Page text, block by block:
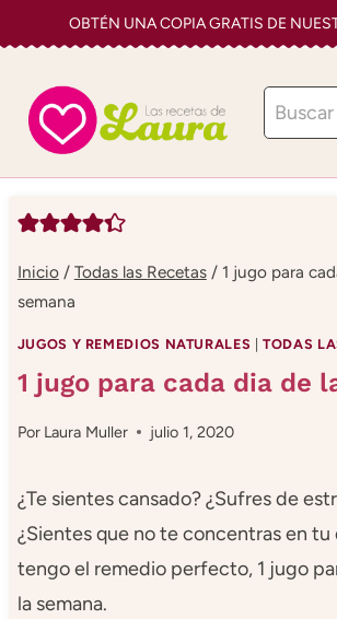
al
contenido
OBTÉN UNA COPIA GRATIS DE
Buscar:
Inicio / Todas las Recetas / 1 jugo para
semana
JUGOS Y REMEDIOS NATURALES |TODAS
1 jugo para cada dia de
Por Laura Muller julio 1, 2020
¿Te sientes cansado? ¿Sufres de
¿Sientes que no te concentras en tu
tengo el remedio perfecto, 1 jugo
la semana. ​​​​​​​​​​​​​​